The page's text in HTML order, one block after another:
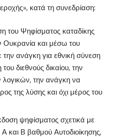
κατά τη συνεδρίαση:
του Ψηφίσματος καταδίκης
Ουκρανία και μέσω του
ανάγκη για εθνική σύνεση
διεθνούς δικαίου, την
την ανάγκη να
της λύσης και όχι μέρος του
ψηφίσματος σχετικά με
Α και Β βαθμού Αυτοδιοίκησης,